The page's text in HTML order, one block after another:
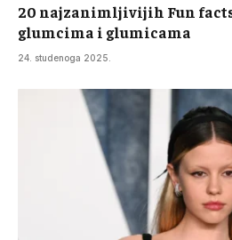
20 najzanimljivijih Fun
glumcima i glumicama
24. studenoga 2025.